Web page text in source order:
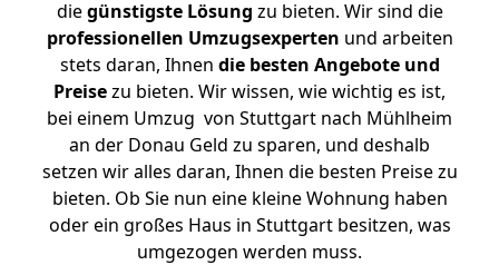
diegünstigste Lösung zu bieten. Wir sind die
professionellen Umzugsexperten und arbeiten
stets daran, Ihnen die besten Angebote und
Preisezu bieten. Wir wissen, wie wichtig es ist,
bei einem Umzug von Stuttgart nach Mühlheim
an der Donau Geld zu sparen, und deshalb
setzen wir alles daran, Ihnen die besten Preise zu
bieten. Ob Sie nun eine kleine Wohnung haben
oder ein großes Haus in Stuttgart besitzen, was
umgezogen werden muss.